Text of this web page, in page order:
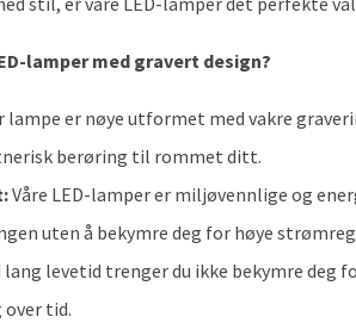
lamper med gravert design?
lampe er nøye utformet med vakre
berøring til rommet ditt.
Våre LED-lamper er miljøvennlige og
uten å bekymre deg for høye
lang levetid trenger du ikke bekymre deg
tid.